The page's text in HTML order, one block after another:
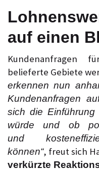
auf einen
Kundenanfragen
belieferte Gebiete
erkennen nun
Kundenanfragen
sich die
würde und ob
und
können“, freut sich
verkürzte